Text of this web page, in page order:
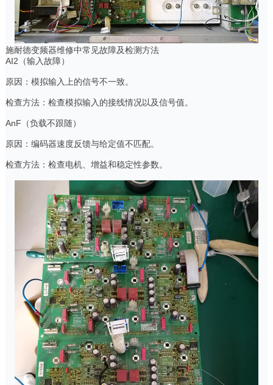
施耐德变频器维修中常见故障及检测方法
AI2（输入故障）
原因：模拟输入上的信号不一致。
检查方法：检查模拟输入的接线情况以及信号值。
AnF（负载不跟随）
原因：编码器速度反馈与给定值不匹配。
检查方法：检查电机、增益和稳定性参数。